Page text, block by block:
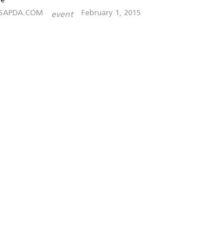
event February 1, 2015